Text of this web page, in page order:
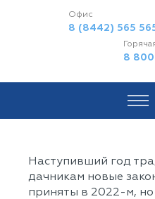
Офис
8 (8442) 565
8 800
Наступивший год
дачникам новые
приняты в 2022-м,